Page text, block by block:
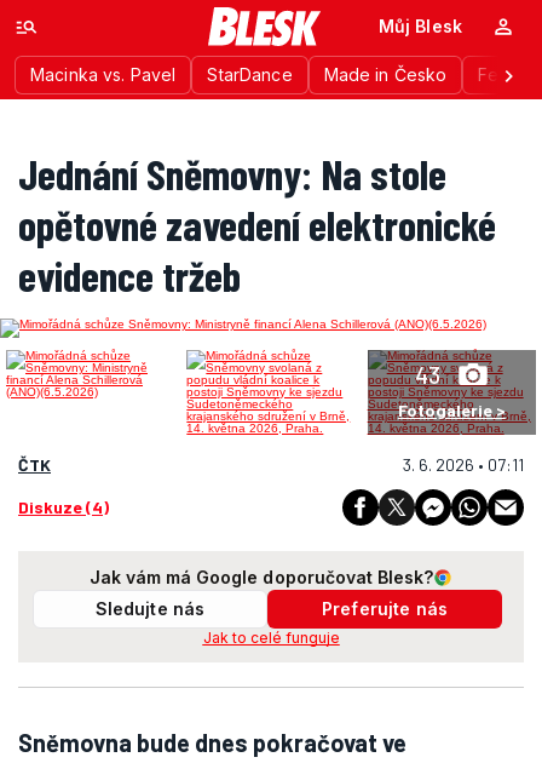
Macinka vs. Pavel StarDance Made in Česko
Můj Blesk
Jednání Sněmovny: Na stole
opětovné zavedení elektronické
evidence tržeb
43
Fotogalerie >
ČTK 3. 6. 2026 • 07:11
Diskuze (4)
Jak vám má Google doporučovat Blesk?
Sledujte nás
Preferujte nás
Jak to celé funguje
Sněmovna bude dnes pokračovat ve